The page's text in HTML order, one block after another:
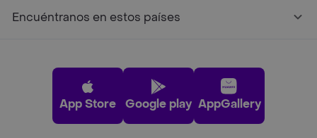
Encuéntranos en estos países
App Store Google play AppGallery